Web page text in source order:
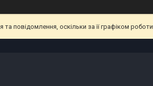
повідомлення, оскільки за її графіком